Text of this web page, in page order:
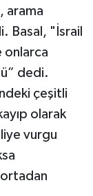
arama
Basal, "İsrail
onlarca
dedi.
çeşitli
olarak
vurgu